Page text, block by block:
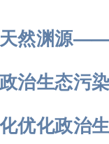
天然渊源
治生态
优化政